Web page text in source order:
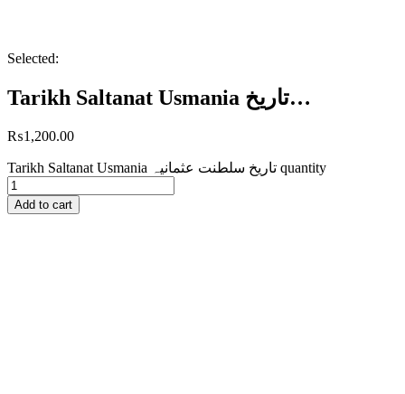
Selected:
Tarikh Saltanat Usmania تاریخ…
₨1,200.00
Tarikh Saltanat Usmania تاریخ سلطنت عثمانیہ quantity
Add to cart